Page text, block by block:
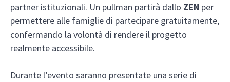
partner istituzionali. Un pullman partirà dallo ZEN per
permettere alle famiglie di partecipare gratuitamente,
confermando la volontà di rendere il progetto
realmente accessibile.
Durante l’evento saranno presentate una serie di